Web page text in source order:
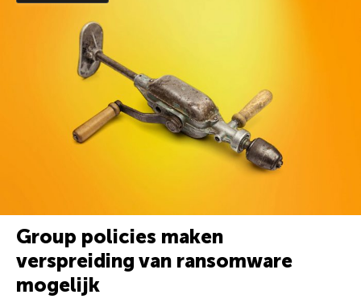
Group policies maken
verspreiding van ransomware
mogelijk